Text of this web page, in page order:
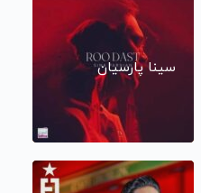
سینا پارسیان